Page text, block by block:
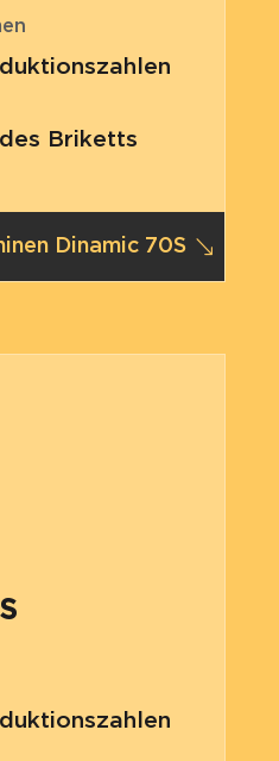
Briketts
Dinamic 70S